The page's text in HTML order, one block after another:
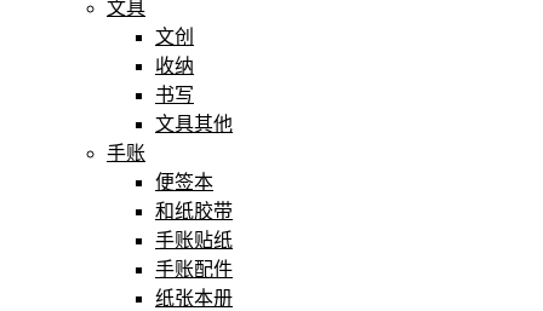
文具
文创
收纳
书写
文具其他
手账
便签本
和纸胶带
手账贴纸
手账配件
纸张本册